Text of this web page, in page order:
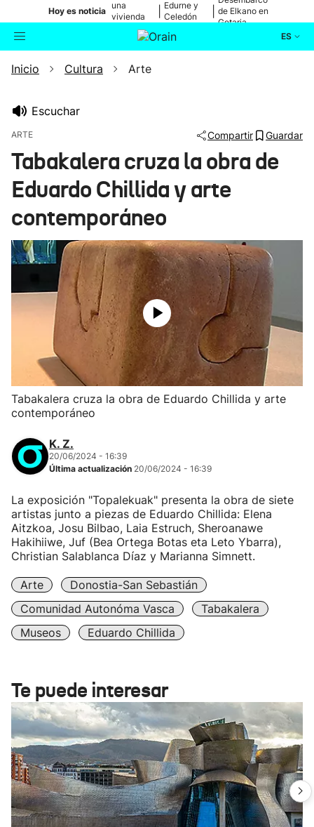
Hoy es noticia
una
vivienda
de Bilbao
Edurne y
Celedón
de Elkano en
Getaria
ES
Buscador Actualidad
Ikusmiran
Eguraldia
Inicio Cultura Arte
Escuchar
ARTE Compartir Guardar
Tabakalera cruza la obra de
Eduardo Chillida y arte
contemporáneo
Tabakalera cruza la obra de Eduardo Chillida y arte
contemporáneo
K. Z.
20/06/2024 - 16:39
Última actualización 20/06/2024 - 16:39
La exposición "Topalekuak" presenta la obra de siete
artistas junto a piezas de Eduardo Chillida: Elena
Aitzkoa, Josu Bilbao, Laia Estruch, Sheroanawe
Hakihiiwe, Juf (Bea Ortega Botas eta Leto Ybarra),
Christian Salablanca Díaz y Marianna Simnett.
Arte
Donostia-San Sebastián
Comunidad Autonóma Vasca
Tabakalera
Museos
Eduardo Chillida
Te puede interesar